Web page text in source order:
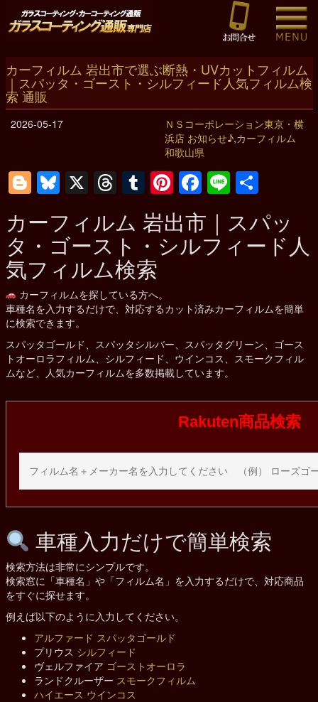
カーフィルム 岩出市で選ぶ断熱・UVカットフィルム
｜スパッタ・ゴースト・シルフィード人気フィルム検
索 通販
2026-05-17
ＮＳコーポレーション東京・横
浜店 お知らせ♪,カーフィルム
和歌山県
Blogger
Bluesky
X Threads
Tumblr
Pinterest
Facebook
Line共
カーフィルム 岩出市 ｜スパッ
タ・ゴースト・シルフィード人
気フィルム検索
カーフィルムを探している方へ。
車種名を入力するだけで、対応するカット済みカーフィルムを簡単
に検索できます。
スパッタゴールド、スパッタシルバー、スパッタグリーン、ゴース
トオーロラフィルム、シルフィード、ウインコス、スモークフィル
ムなど、人気カーフィルムを多数掲載しています。
Rakuten商品検索
車種入力だけで簡単検索
検索方法は非常にシンプルです。
検索窓に「車種名」や「フィルム名」を入力するだけで、対応商品
をすぐに探せます。
例えば以下のように入力してください。
アルファード スパッタゴールド
プリウス シルフィード
ヴェルファイア ゴーストオーロラ
ランドクルーザー スモークフィルム
ハイエース ウインコス